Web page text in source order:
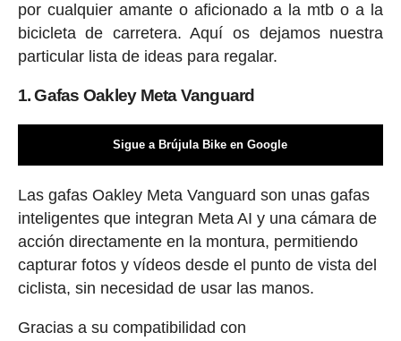
por cualquier amante o aficionado a la mtb o a la
bicicleta de carretera. Aquí os dejamos nuestra
particular lista de ideas para regalar.
1. Gafas Oakley Meta Vanguard
Sigue a Brújula Bike en Google
Las gafas Oakley Meta Vanguard son unas gafas
inteligentes que integran Meta AI y una cámara de
acción directamente en la montura, permitiendo
capturar fotos y vídeos desde el punto de vista del
ciclista, sin necesidad de usar las manos.
Gracias a su compatibilidad con